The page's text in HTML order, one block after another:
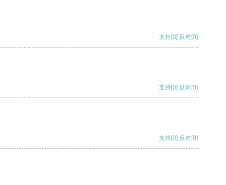
支持[0] 反对[0]
支持[0] 反对[0]
支持[0] 反对[0]